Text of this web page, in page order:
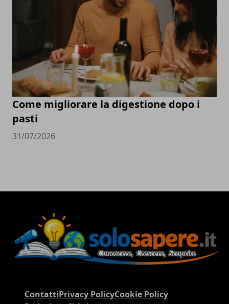
Come migliorare la digestione dopo i
pasti
31/07/2026
ContattiPrivacy PolicyCookie Policy